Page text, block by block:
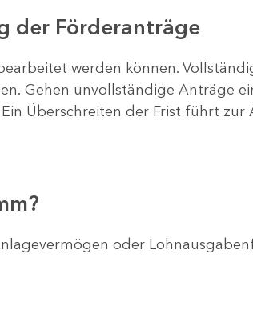
der Förderanträge
werden können.
Gehen unvollständige Anträge
Überschreiten der Frist führt
oder